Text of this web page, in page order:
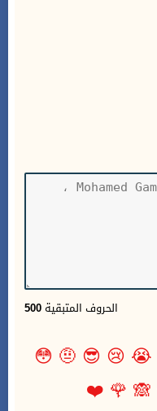
500 الحروف المتبقية
😭
😢
😎
🤨
😳
🙈
🌹
❤️